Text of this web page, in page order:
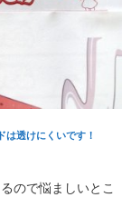
は透けにくいです！
ので悩ましいとこ